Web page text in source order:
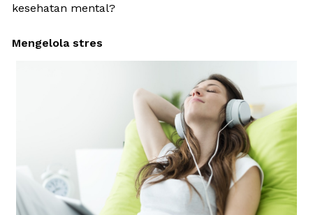
kesehatan mental?
Mengelola stres